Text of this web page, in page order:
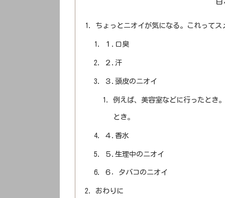
ちょっとニオイが気になる。これってス
１.口臭
２.汗
３.頭皮のニオイ
例えば、美容室などに行ったとき
とき。
４.香水
５.生理中のニオイ
６．タバコのニオイ
おわりに